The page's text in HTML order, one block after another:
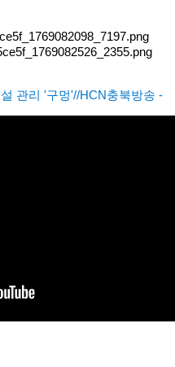
관리 '구멍'//HCN충북방송 -